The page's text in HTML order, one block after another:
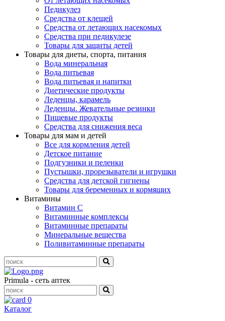
Педикулез
Средства от клещей
Средства от летающих насекомых
Средства при педикулезе
Товары для защиты детей
Товары для диеты, спорта, питания
Вода минеральная
Вода питьевая
Вода питьевая и напитки
Диетические продукты
Леденцы, карамель
Леденцы. Жевательные резинки
Пищевые продукты
Средства для снижения веса
Товары для мам и детей
Все для кормления детей
Детское питание
Подгузники и пеленки
Пустышки, прорезыватели и игрушки
Средства для детской гигиены
Товары для беременных и кормящих
Витамины
Витамин С
Витаминные комплексы
Витаминные препараты
Минеральные вещества
Поливитаминные препараты
Primula - сеть аптек
0
Каталог